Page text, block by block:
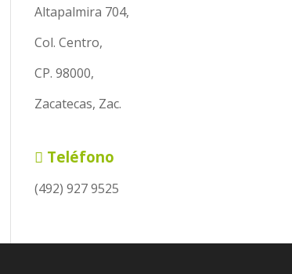
Altapalmira 704,
Col. Centro,
CP. 98000,
Zacatecas, Zac.
Teléfono
(492) 927 9525